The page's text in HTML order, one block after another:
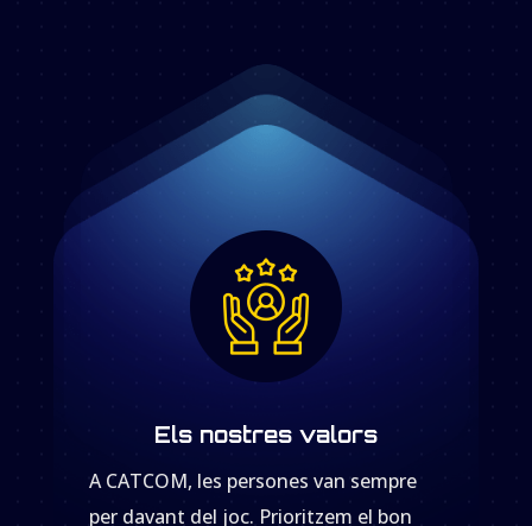
Els nostres valors
A CATCOM, les persones van sempre
per davant del joc. Prioritzem el bon